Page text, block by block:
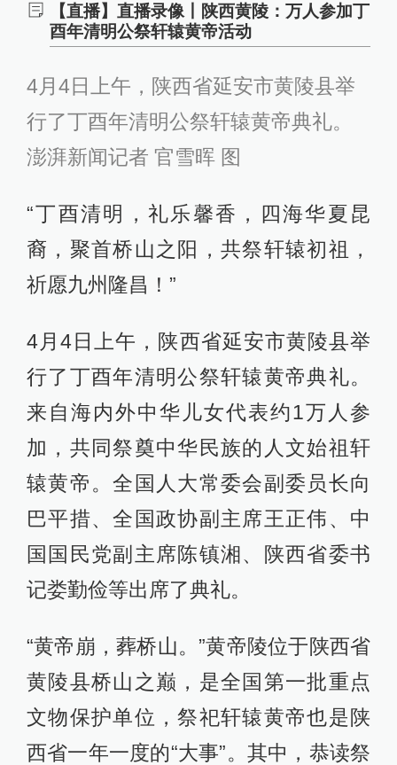
【直播】直播录像丨陕西黄陵：万人参加丁
酉年清明公祭轩辕黄帝活动
4月4日上午，陕西省延安市黄陵县举
行了丁酉年清明公祭轩辕黄帝典礼。
澎湃新闻记者 官雪晖 图
“丁酉清明，礼乐馨香，四海华夏昆
裔，聚首桥山之阳，共祭轩辕初祖，
祈愿九州隆昌！”
4月4日上午，陕西省延安市黄陵县举
行了丁酉年清明公祭轩辕黄帝典礼。
来自海内外中华儿女代表约1万人参
加，共同祭奠中华民族的人文始祖轩
辕黄帝。全国人大常委会副委员长向
巴平措、全国政协副主席王正伟、中
国国民党副主席陈镇湘、陕西省委书
记娄勤俭等出席了典礼。
“黄帝崩，葬桥山。”黄帝陵位于陕西省
黄陵县桥山之巅，是全国第一批重点
文物保护单位，祭祀轩辕黄帝也是陕
西省一年一度的“大事”。其中，恭读祭